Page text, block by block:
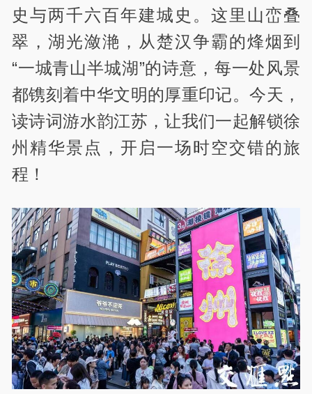
史与两千六百年建城史。这里山峦叠
翠，湖光潋滟，从楚汉争霸的烽烟到
“一城青山半城湖”的诗意，每一处风景
都镌刻着中华文明的厚重印记。今天，
读诗词游水韵江苏，让我们一起解锁徐
州精华景点，开启一场时空交错的旅
程！